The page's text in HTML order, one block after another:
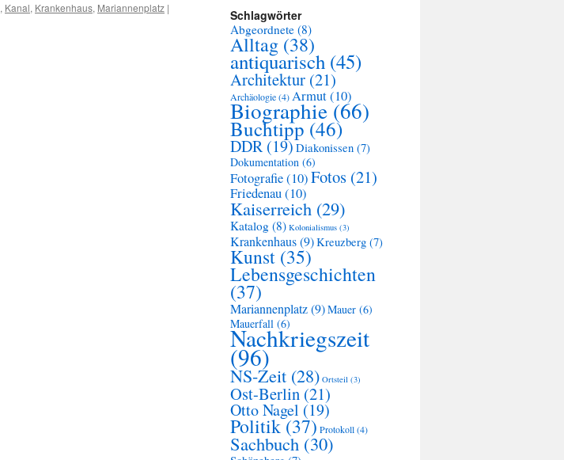
, Kanal, Krankenhaus, Mariannenplatz |
Schlagwörter
Abgeordnete (8)
Alltag (38)
antiquarisch (45)
Architektur (21)
Archäologie(4)Armut(10)
Biographie(66)
Buchtipp (46)
DDR (19) Diakonissen (7)
Dokumentation (6)
Fotografie(10)Fotos (21)
Friedenau(10)
Kaiserreich (29)
Katalog (8) Kolonialismus (3)
Krankenhaus(9)Kreuzberg (7)
Kunst (35)
Lebensgeschichten
(37)
Mariannenplatz(9)Mauer (6)
Mauerfall (6)
Nachkriegszeit
(96)
NS-Zeit (28) Ortsteil (3)
Ost-Berlin (21)
Otto Nagel (19)
Politik(37) Protokoll(4)
Sachbuch (30)